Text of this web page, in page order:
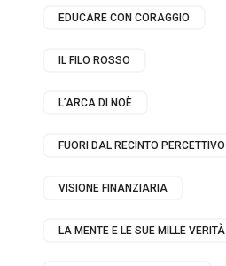
EDUCARE CON CORAGGIO
IL FILO ROSSO
L’ARCA DI NOÈ
FUORI DAL RECINTO PERCETTIVO
VISIONE FINANZIARIA
LA MENTE E LE SUE MILLE VERITÀ